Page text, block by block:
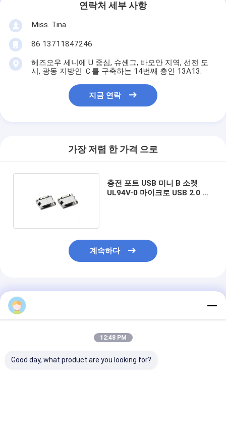
연락처 세부 사항
Miss. Tina
86 13711847246
헤즈오우 세니에 U 중심, 슈셴그, 바오안 지역, 선전 도
시, 광동 지방인 Ｃ를 구축하는 14번째 층인 13A13.
지금 연락
가장 저렴 한 가격 으로
충전 포트 USB 미니 B 소켓
UL94V-0 마이크로 USB 2.0 B
계속하다
추천된 제품
12:48 PM
Good day, what product are you looking for?